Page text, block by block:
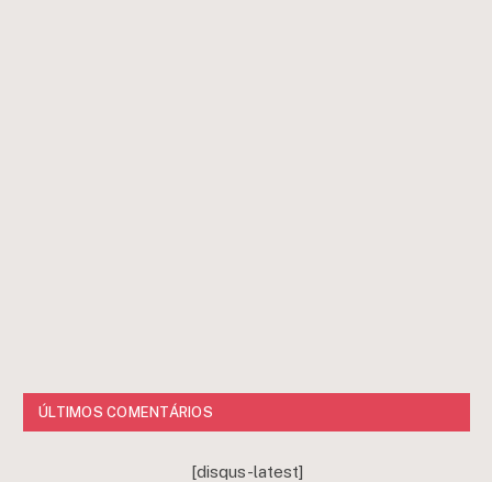
ÚLTIMOS COMENTÁRIOS
[disqus-latest]